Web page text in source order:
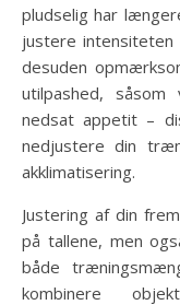
pludselig har
justere
desuden
utilpashed,
nedsat appetit –
nedjustere din
akklimatisering.
Justering af din
på tallene, men
både
kombinere